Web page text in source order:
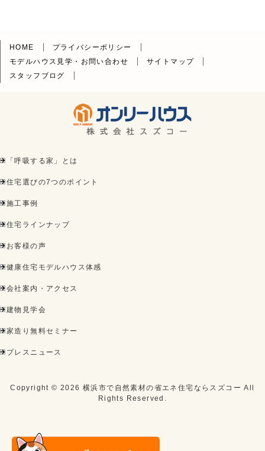
HOME
プライバシーポリシー
モデルハウス見学・お問い合わせ
サイトマップ
スタッフブログ
「呼吸する家」とは
住宅選びの7つのポイント
施工事例
住宅ラインナップ
お客様の声
健康住宅モデルハウス体感
会社案内・アクセス
建物見学会
家造り無料セミナー
プレスニュース
Copyright ©2026横浜市で自然素材の省エネ住宅ならスズコー All
Rights Reserved.